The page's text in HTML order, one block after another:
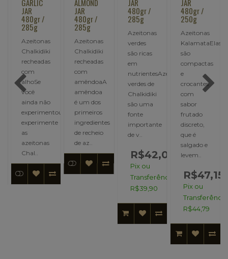
GARLIC
JAR
480gr /
285g
Azeitonas
Chalkidiki
recheadas
com
alhoSe
você
ainda não
experimentou,
experimente
as
azeitonas
Chal..
ALMOND
JAR
480gr /
285g
Azeitonas
Chalkidiki
recheadas
com
amêndoaA
amêndoa
é um dos
primeiros
ingredientes
de recheio
de az..
JAR
480gr /
285g
Azeitonas
verdes
são ricas
em
nutrientesAzeitonas
verdes de
Chalkidiki
são uma
fonte
importante
de v..
R$42,00
Pix ou
Transferência:
R$39,90
JAR
480gr /
250g
Azeitonas
KalamataElas
são
compactas
e
crocantes
com
sabor
frutado
discreto,
que é
salgado e
levem..
R$47,15
Pix ou
R$44,79